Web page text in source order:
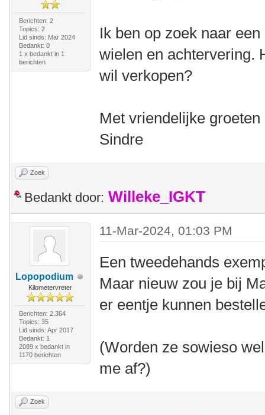
Berichten: 2
Topics: 2
Lid sinds: Mar 2024
Bedankt: 0
1 x bedankt in 1
berichten
Ik ben op zoek naar
wielen en achtervering.
wil verkopen?
Met vriendelijke groeten
Sindre
Zoek
Bedankt door: Willeke_IGKT
Lopopodium
Kilometervreter
Berichten: 2.364
Topics: 35
Lid sinds: Apr 2017
Bedankt: 1
2089 x bedankt in
1170 berichten
11-Mar-2024, 01:03 PM
Een tweedehands
Maar nieuw zou je bij
er eentje kunnen
(Worden ze sowieso
me af?)
Zoek